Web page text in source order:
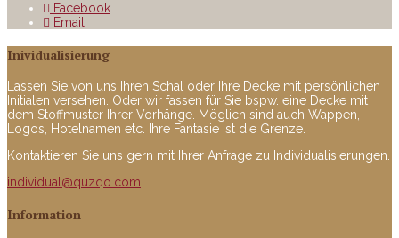
Facebook
Email
Inividualisierung
Lassen Sie von uns Ihren Schal oder Ihre Decke mit persönlichen
Initialen versehen. Oder wir fassen für Sie bspw. eine Decke mit
dem Stoffmuster Ihrer Vorhänge. Möglich sind auch Wappen,
Logos, Hotelnamen etc. Ihre Fantasie ist die Grenze.
Kontaktieren Sie uns gern mit Ihrer Anfrage zu Individualisierungen.
individual@quzqo.com
Information